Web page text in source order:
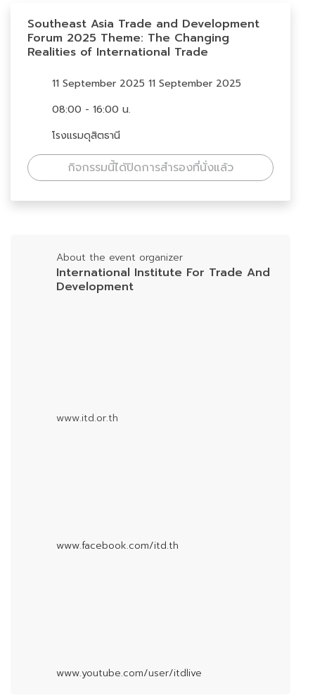
Southeast Asia Trade and Development
Forum 2025 Theme: The Changing
Realities of International Trade
11 September 2025 11 September 2025
08:00 - 16:00 น.
โรงแรมดุสิตธานี
กิจกรรมนี้ได้ปิดการสำรองที่นั่งแล้ว
About the event organizer
International Institute For Trade And
Development
www.itd.or.th
www.facebook.com/itd.th
www.youtube.com/user/itdlive